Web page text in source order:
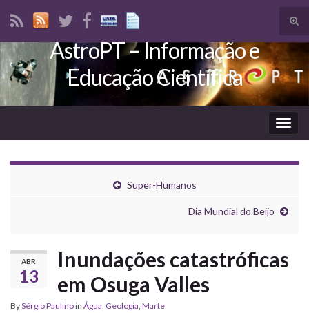
Search for:
AstroPT – Informação e
Educação Científica
Super-Humanos
Dia Mundial do Beijo
ABR
13
Inundações catastróficas
em Osuga Valles
BySérgio Paulinoin Água, Geologia, Marte